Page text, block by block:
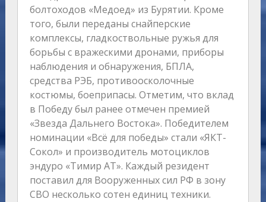
болтоходов «Медоед» из Бурятии. Кроме
того, были переданы снайперские
комплексы, гладкоствольные ружья для
борьбы с вражескими дронами, приборы
наблюдения и обнаружения, БПЛА,
средства РЭБ, противоосколочные
костюмы, боеприпасы. Отметим, что вклад
в Победу был ранее отмечен премией
«Звезда Дальнего Востока». Победителем
номинации «Всё для победы» стали «ЯКТ-
Сокол» и производитель мотоциклов
эндуро «Тимир АТ». Каждый резидент
поставил для Вооруженных сил РФ в зону
СВО несколько сотен единиц техники.